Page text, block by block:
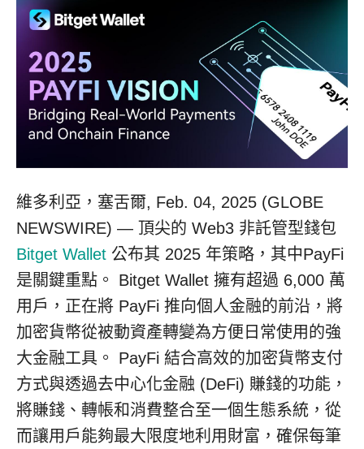
維多利亞，塞舌爾, Feb. 04, 2025 (GLOBE
NEWSWIRE) — 頂尖的 Web3 非託管型錢包
Bitget Wallet 公布其 2025 年策略，其中PayFi
是關鍵重點。 Bitget Wallet 擁有超過 6,000 萬
用戶，正在將 PayFi 推向個人金融的前沿，將
加密貨幣從被動資產轉變為方便日常使用的強
大金融工具。 PayFi 結合高效的加密貨幣支付
方式與透過去中心化金融 (DeFi) 賺錢的功能，
將賺錢、轉帳和消費整合至一個生態系統，從
而讓用戶能夠最大限度地利用財富，確保每筆